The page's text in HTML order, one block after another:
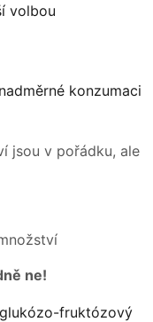
volbou
konzumaci
jsou v pořádku, ale
ne!
fruktózový